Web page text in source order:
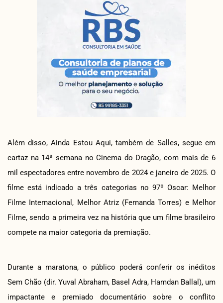
Além disso, Ainda Estou Aqui, também de Salles, segue em
cartaz na 14ª semana no Cinema do Dragão, com mais de 6
mil espectadores entre novembro de 2024 e janeiro de 2025. O
filme está indicado a três categorias no 97º Oscar: Melhor
Filme Internacional, Melhor Atriz (Fernanda Torres) e Melhor
Filme, sendo a primeira vez na história que um filme brasileiro
compete na maior categoria da premiação.
Durante a maratona, o público poderá conferir os inéditos
Sem Chão (dir. Yuval Abraham, Basel Adra, Hamdan Ballal), um
impactante e premiado documentário sobre o conflito